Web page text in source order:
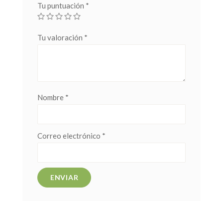
Tu puntuación *
Tu valoración *
Nombre *
Correo electrónico *